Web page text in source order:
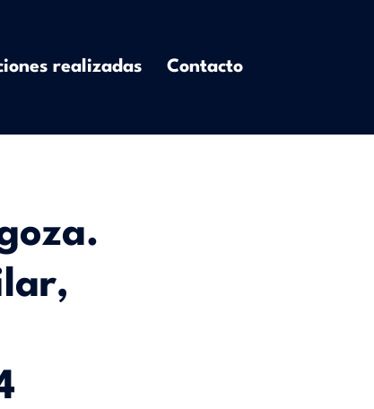
realizadas Contacto